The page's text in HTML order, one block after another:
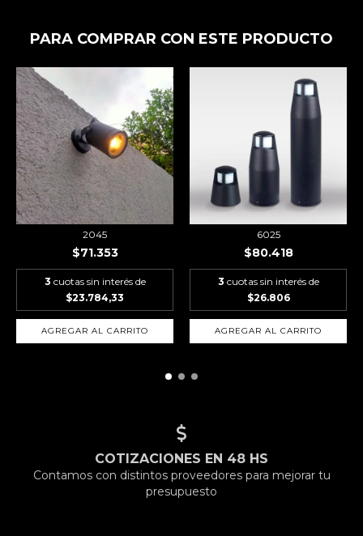
PARA COMPRAR CON ESTE PRODUCTO
2045
$71.353
3 cuotas sin interés de
$23.784,33
6025
$80.418
3 cuotas sin interés de
$26.806
AGREGAR AL CARRITO
COTIZACIONES EN 48 HS
Contamos con distintos proveedores para mejorar tu
presupuesto